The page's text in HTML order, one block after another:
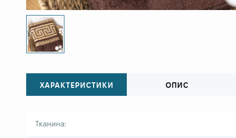
ХАРАКТЕРИСТИКИ ОПИС
Тканина: